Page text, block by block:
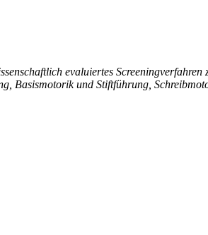
evaluiertes
Basismotorik und Stiftführung,